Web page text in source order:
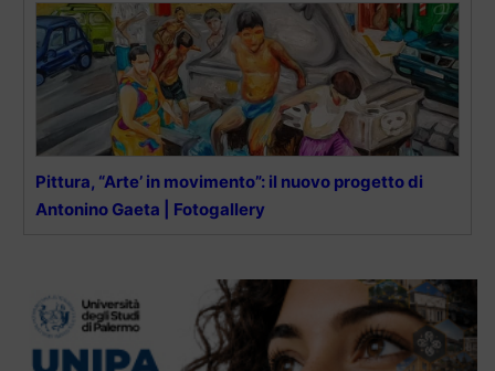
Pittura, “Arte’ in movimento”: il nuovo progetto di
Antonino Gaeta | Fotogallery